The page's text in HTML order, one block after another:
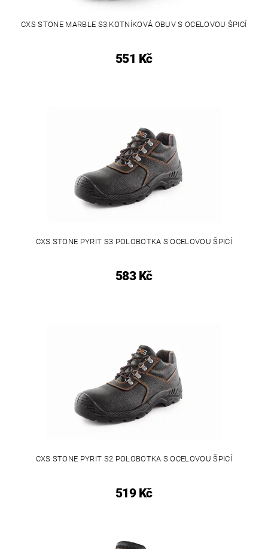
CXS STONE MARBLE S3 KOTNÍKOVÁ OBUV S OCELOVOU ŠPICÍ
551 Kč
CXS STONE PYRIT S3 POLOBOTKA S OCELOVOU ŠPICÍ
583 Kč
CXS STONE PYRIT S2 POLOBOTKA S OCELOVOU ŠPICÍ
519 Kč